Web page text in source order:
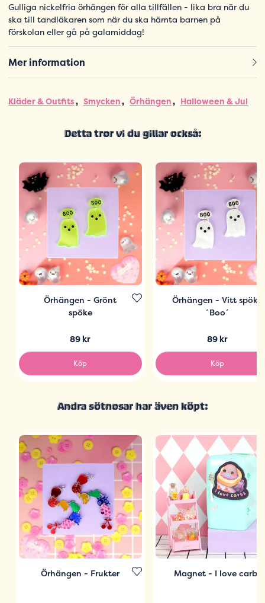
Gulliga nickelfria örhängen för alla tillfällen - lika bra när du
ska till tandläkaren som när du ska hämta barnen på
förskolan eller gå på galamiddag!
Mer information
Kläder & Outfits Smycken Örhängen Halloween & Jul
Detta tror vi du gillar också:
Örhängen - Grönt
spöke
89 kr
Köp
Örhängen - Vitt spöke
´Boo´
89 kr
Köp
Andra sötnosar har även köpt:
Örhängen - Frukter Magnet - I love carbs